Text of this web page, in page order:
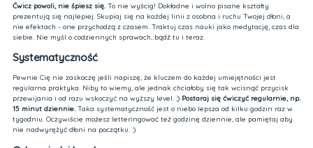
Ćwicz powoli, nie śpiesz się. To nie wyścig! Dokładne i wolno pisane kształty
prezentują się najlepiej. Skupiaj się na każdej linii z osobna i ruchu Twojej dłoni, a
nie efektach - one przychodzą z czasem. Traktuj czas nauki jako medytację, czas dla
siebie. Nie myśl o codziennych sprawach, bądź tu i teraz.
Systematyczność
Pewnie Cię nie zaskoczę jeśli napiszę, że kluczem do każdej umiejętności jest
regularna praktyka. Niby to wiemy, ale jednak chciałoby się tak wcisnąć przycisk
przewijania i od razu wskoczyć na wyższy level. ;) Postaraj się ćwiczyć regularnie, np.
15 minut dziennie.Taka systematyczność jest o niebo lepsza od kilku godzin raz w
tygodniu. Oczywiście możesz letteringować też godzinę dziennie, ale pamiętaj aby
nie nadwyrężyć dłoni na początku. :)